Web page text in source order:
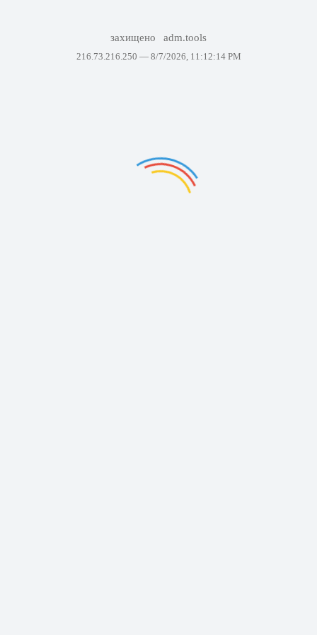
захищено adm.tools
216.73.216.250 — 8/7/2026, 11:12:14 PM